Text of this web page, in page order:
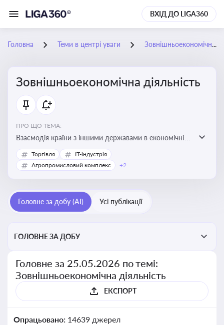
ВХІД ДО LIGA360
Головна Теми в центрі уваги Зовнішньоекономічна діяльність
Зовнішньоекономічна діяльність
ПРО ЩО ТЕМА:
Взаємодія країни з іншими державами в економічній
сфері, включаючи експорт та імпорт товарів і послуг,
міжнародні фінансові операції, інвестиції, торгівлю,
Торгівля
IT-індустрія
Агропромисловий комплекс
+2
Головне за добу (AI) Усі публікації
ГОЛОВНЕ ЗА ДОБУ
Головне за 25.05.2026 по темі:
Зовнішньоекономічна діяльність
ЕКСПОРТ
Опрацьовано: 14639 джерел